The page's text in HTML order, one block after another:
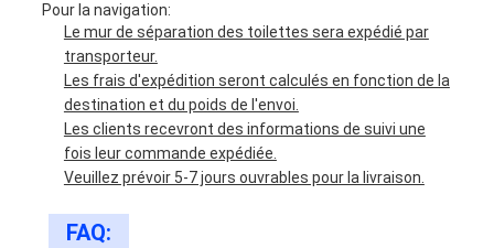
Pour la navigation:
Le mur de séparation des toilettes sera expédié par
transporteur.
Les frais d'expédition seront calculés en fonction de la
destination et du poids de l'envoi.
Les clients recevront des informations de suivi une
fois leur commande expédiée.
Veuillez prévoir 5-7 jours ouvrables pour la livraison.
FAQ: